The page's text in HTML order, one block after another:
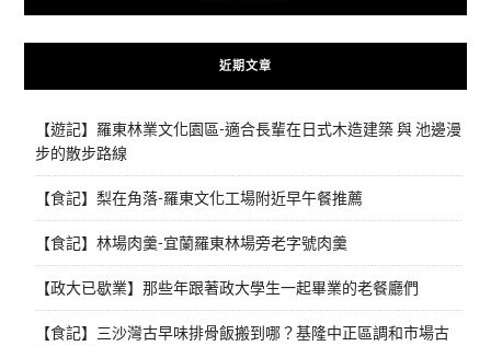
近期文章
【遊記】羅東林業文化園區-適合長輩在日式木造建築 與 池邊漫
步的散步路線
【食記】梨在角落-羅東文化工場附近早午餐推薦
【食記】林場肉羹-宜蘭羅東林場旁老字號肉羹
【政大已歇業】那些年跟著政大學生一起畢業的老餐廳們
【食記】三沙灣古早味排骨飯搬到哪？基隆中正區調和市場古